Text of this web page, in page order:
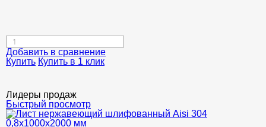
Добавить в сравнение
Купить Купить в 1 клик
Лидеры продаж
Быстрый просмотр